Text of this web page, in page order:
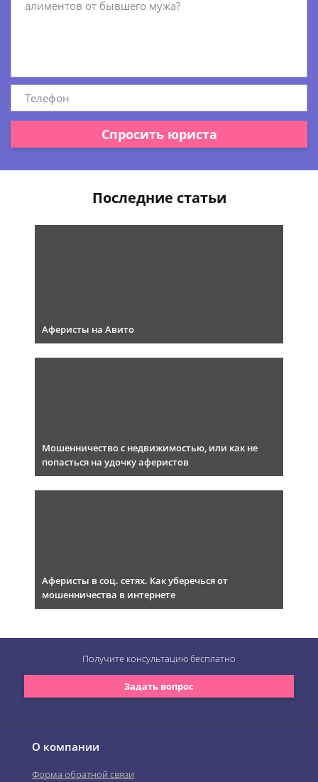
Спросить юриста
Последние статьи
Аферисты на Авито
Мошенничество с недвижимостью, или как не
попасться на удочку аферистов
Аферисты в соц. сетях. Как уберечься от
мошенничества в интернете
О компании
Форма обратной связи
Задать вопрос
Получите консультациюбесплатно